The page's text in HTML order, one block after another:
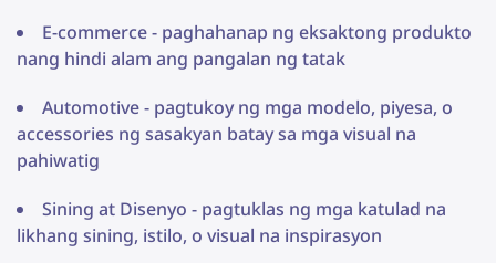
E-commerce - paghahanap ng eksaktong produkto
nang hindi alam ang pangalan ng tatak
Automotive - pagtukoy ng mga modelo, piyesa, o
accessories ng sasakyan batay sa mga visual na
pahiwatig
Sining at Disenyo - pagtuklas ng mga katulad na
likhang sining, istilo, o visual na inspirasyon